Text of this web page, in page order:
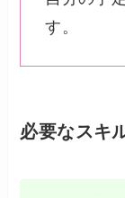
す。
必要なスキ